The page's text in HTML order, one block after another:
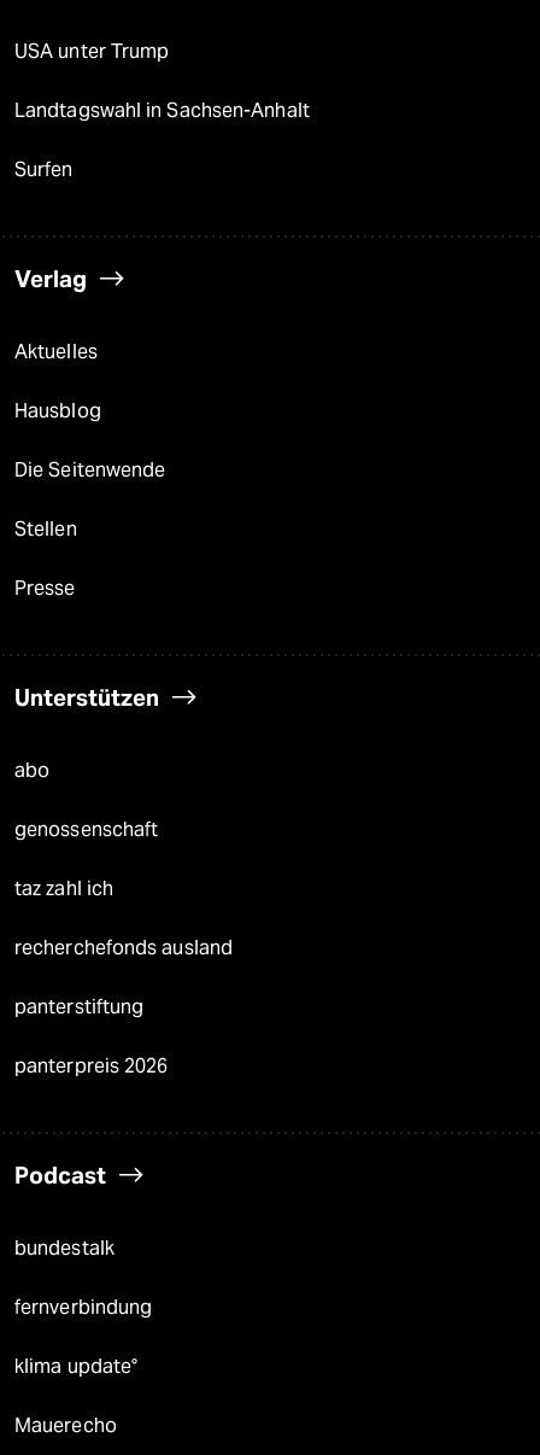
USA unter Trump
Landtagswahl in Sachsen-Anhalt
Surfen
Verlag
Aktuelles
Hausblog
Die Seitenwende
Stellen
Presse
Unterstützen
abo
genossenschaft
taz zahl ich
recherchefonds ausland
panterstiftung
panterpreis 2026
Podcast
bundestalk
fernverbindung
klima update°
Mauerecho